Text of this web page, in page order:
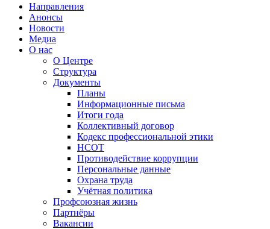
Направления
Анонсы
Новости
Медиа
О нас
О Центре
Структура
Документы
Планы
Информационные письма
Итоги года
Коллективный договор
Кодекс профессиональной этики
НСОТ
Противодействие коррупции
Персональные данные
Охрана труда
Учётная политика
Профсоюзная жизнь
Партнёры
Вакансии